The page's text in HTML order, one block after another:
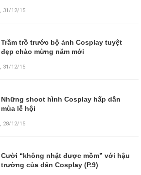
, 31/12/15
Trầm trồ trước bộ ảnh Cosplay tuyệt
đẹp chào mừng năm mới
, 31/12/15
Những shoot hình Cosplay hấp dẫn
mùa lễ hội
, 28/12/15
Cười “không nhặt được mồm” với hậu
trường của dân Cosplay (P.9)